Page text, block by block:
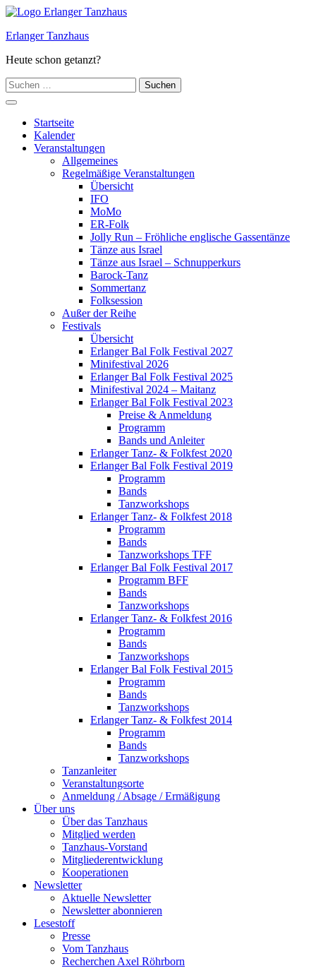
Zum
springen
Erlanger Tanzhaus
Heute schon getanzt?
Suchen
nach:
Hauptmenü
Startseite
Kalender
Veranstaltungen
Allgemeines
Regelmäßige Veranstaltungen
Übersicht
IFO
MoMo
ER-Folk
Jolly Run – Fröhliche englische Gassentänze
Tänze aus Israel
Tänze aus Israel – Schnupperkurs
Barock-Tanz
Sommertanz
Folksession
Außer der Reihe
Festivals
Übersicht
Erlanger Bal Folk Festival 2027
Minifestival 2026
Erlanger Bal Folk Festival 2025
Minifestival 2024 – Maitanz
Erlanger Bal Folk Festival 2023
Preise & Anmeldung
Programm
Bands und Anleiter
Erlanger Tanz- & Folkfest 2020
Erlanger Bal Folk Festival 2019
Programm
Bands
Tanzworkshops
Erlanger Tanz- & Folkfest 2018
Programm
Bands
Tanzworkshops TFF
Erlanger Bal Folk Festival 2017
Programm BFF
Bands
Tanzworkshops
Erlanger Tanz- & Folkfest 2016
Programm
Bands
Tanzworkshops
Erlanger Bal Folk Festival 2015
Programm
Bands
Tanzworkshops
Erlanger Tanz- & Folkfest 2014
Programm
Bands
Tanzworkshops
Tanzanleiter
Veranstaltungsorte
Anmeldung / Absage / Ermäßigung
Über uns
Über das Tanzhaus
Mitglied werden
Tanzhaus-Vorstand
Mitgliederentwicklung
Kooperationen
Newsletter
Aktuelle Newsletter
Newsletter abonnieren
Lesestoff
Presse
Vom Tanzhaus
Recherchen Axel Röhrborn